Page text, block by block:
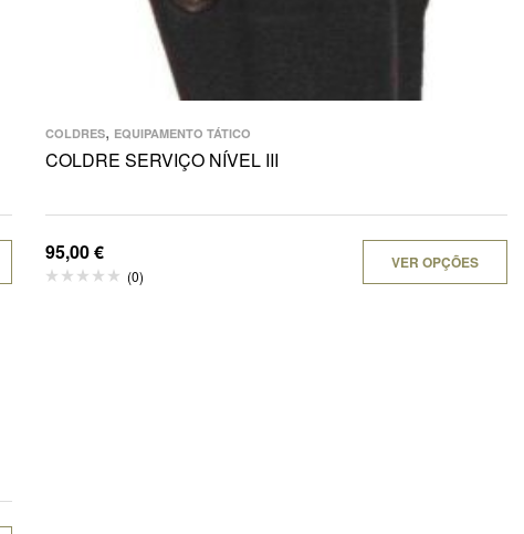
COLDRES, EQUIPAMENTO TÁTICO
COLDRE SERVIÇO NÍVEL III
95,00€
(0)
VER OPÇÕES